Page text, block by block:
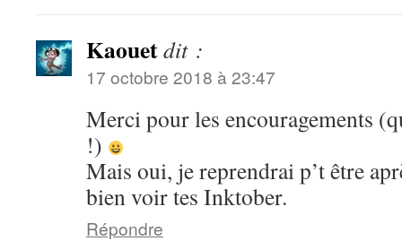
Kaouetdit :
17 octobre 2018 à 23:47
Merci pour les encouragements
!)
Mais oui, je reprendrai p’t être
bien voir tes Inktober.
Répondre